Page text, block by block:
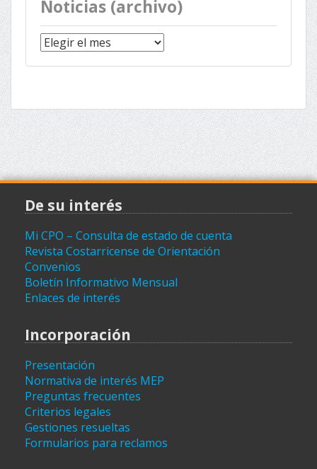
Noticias (archivo)
Noticias
(archivo)
De su interés
Mi CPO – Consulta de estado de cuenta
Revista Costarricense de Orientación
Convenios
Boletín Informativo Mensual
Enlaces de interés
Incorporación
Presentación
Normativa de interés MEP
Preguntas frecuentes
Criterios legales
Gestiones resueltas
Formularios para reclamos